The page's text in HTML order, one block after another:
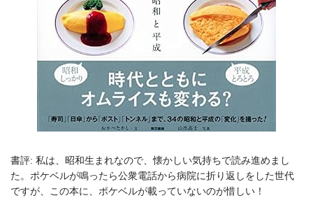
書評: 私は、昭和生まれなので、懐かしい気持ちで読み進めまし
た。ポケベルが鳴ったら公衆電話から病院に折り返しをした世代
ですが、この本に、ポケベルが載っていないのが惜しい！